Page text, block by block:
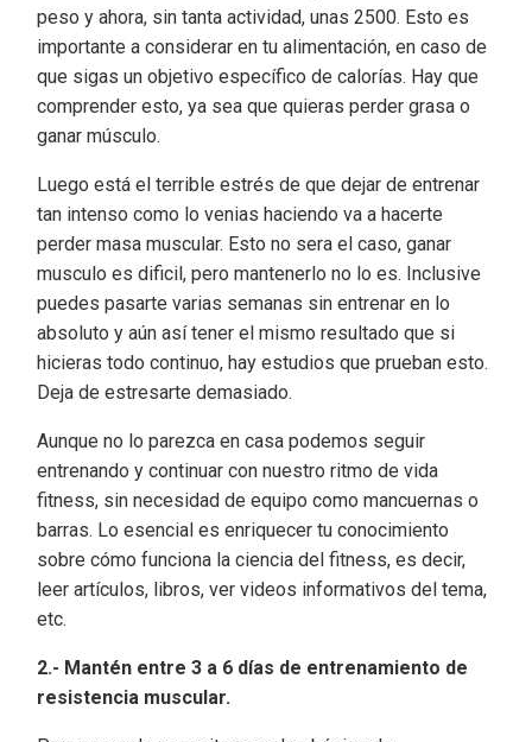
peso y ahora, sin tanta actividad, unas 2500. Esto es
importante a considerar en tu alimentación, en caso de
que sigas un objetivo específico de calorías. Hay que
comprender esto, ya sea que quieras perder grasa o
ganar músculo.
Luego está el terrible estrés de que dejar de entrenar
tan intenso como lo venias haciendo va a hacerte
perder masa muscular. Esto no sera el caso, ganar
musculo es dificil, pero mantenerlo no lo es. Inclusive
puedes pasarte varias semanas sin entrenar en lo
absoluto y aún así tener el mismo resultado que si
hicieras todo continuo, hay estudios que prueban esto.
Deja de estresarte demasiado.
Aunque no lo parezca en casa podemos seguir
entrenando y continuar con nuestro ritmo de vida
fitness, sin necesidad de equipo como mancuernas o
barras. Lo esencial es enriquecer tu conocimiento
sobre cómo funciona la ciencia del fitness, es decir,
leer artículos, libros, ver videos informativos del tema,
etc.
2.- Mantén entre 3 a 6 días de entrenamiento de
resistencia muscular.